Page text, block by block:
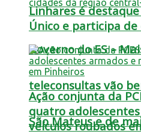
Governo do ES –
teleconsultas vão
São Mateus e de
Linhares é
Único e participa
Ação conjunta da
quatro
veículos roubados